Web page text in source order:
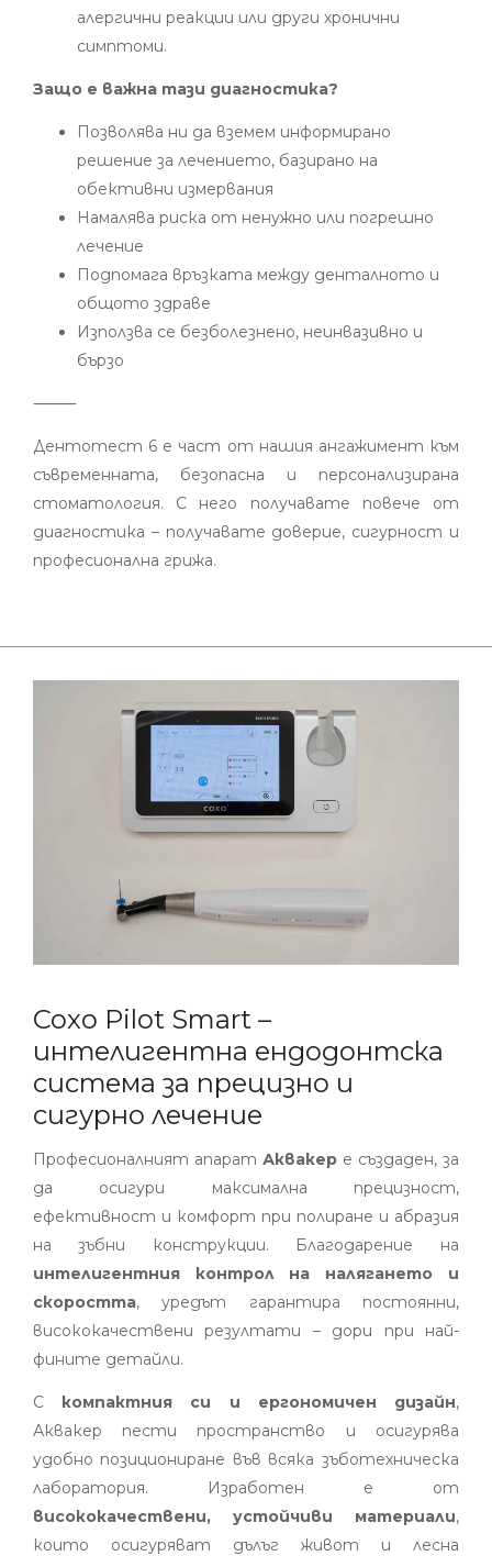
алергични реакции или други хронични
симптоми.
Защо е важна тази диагностика?
Позволява ни да вземем информирано
решение за лечението, базирано на
обективни измервания
Намалява риска от ненужно или погрешно
лечение
Подпомага връзката между денталното и
общото здраве
Използва се безболезнено, неинвазивно и
бързо
⸻
Дентотест 6 е част от нашия ангажимент към
съвременната, безопасна и персонализирана
стоматология. С него получавате повече от
диагностика – получавате доверие, сигурност и
професионална грижа.
Coxo Pilot Smart –
интелигентна ендодонтска
система за прецизно и
сигурно лечение
Професионалният апарат Аквакер е създаден, за
да осигури максимална прецизност,
ефективност и комфорт при полиране и абразия
на зъбни конструкции. Благодарение на
интелигентния контрол на налягането и
скоростта, уредът гарантира постоянни,
висококачествени резултати – дори при най-
фините детайли.
С компактния си и ергономичен дизайн,
Аквакер пести пространство и осигурява
удобно позициониране във всяка зъботехническа
лаборатория. Изработен е от
висококачествени, устойчиви материали,
които осигуряват дълъг живот и лесна